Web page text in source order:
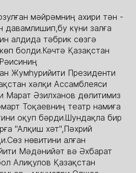
мәйрәмниң ахири тән -
давамлишип,бу күни залға
алдида тәбрик сөзгә
болди.Кәчтә Қазақстан
Жумһурийити Президенти
хәлқи Ассамблеяси
Марат Әзилханов дөлитимиз
Тоқаевниң театр намиға
оқуп бәрди.Шундақла бир
"Алқиш хәт",Пәхрий
нөвитини алған
Мәдәнийәт вә Әхбарат
Алиқулов Қазақстан